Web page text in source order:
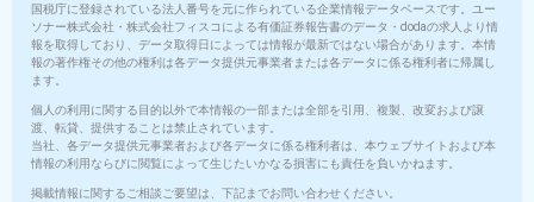
国税庁に登録されている法人番号を元に作られている企業情報データベースです。ユー
ソナー株式会社・株式会社フィスコによる有価証券報告書のデータ・dodaの求人より情
報を取得しており、データ取得日によっては情報が最新ではない場合があります。本情
報の著作権その他の権利は各データ提供元事業者または各データに係る権利者に帰属し
ます。
個人の利用に関する目的以外で本情報の一部または全部を引用、複製、改変および譲
渡、転貸、提供することは禁止されています。
当社、各データ提供元事業者および各データに係る権利者は、本ウェブサイトおよび本
情報の利用ならびに閲覧によって生じたいかなる損害にも責任を負いかねます。
掲載情報に関するご相談ご要望は、下記までお問い合わせください。